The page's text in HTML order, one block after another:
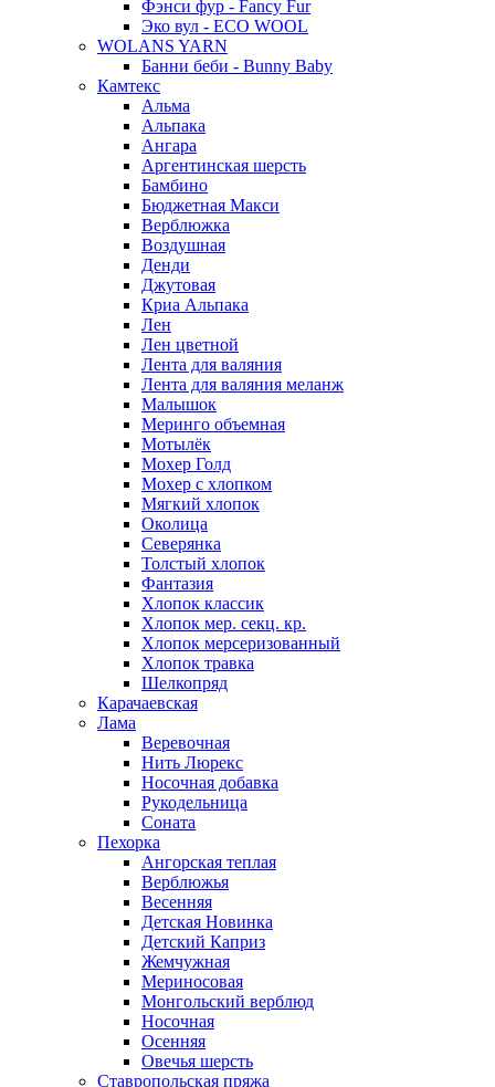
Фэнси фур - Fancy Fur
Эко вул - ECO WOOL
WOLANS YARN
Банни беби - Bunny Baby
Камтекс
Альма
Альпака
Ангара
Аргентинская шерсть
Бамбино
Бюджетная Макси
Верблюжка
Воздушная
Денди
Джутовая
Криа Альпака
Лен
Лен цветной
Лента для валяния
Лента для валяния меланж
Малышок
Меринго объемная
Мотылёк
Мохер Голд
Мохер с хлопком
Мягкий хлопок
Околица
Северянка
Толстый хлопок
Фантазия
Хлопок классик
Хлопок мер. секц. кр.
Хлопок мерсеризованный
Хлопок травка
Шелкопряд
Карачаевская
Лама
Веревочная
Нить Люрекс
Носочная добавка
Рукодельница
Соната
Пехорка
Ангорская теплая
Верблюжья
Весенняя
Детская Новинка
Детский Каприз
Жемчужная
Мериносовая
Монгольский верблюд
Носочная
Осенняя
Овечья шерсть
Ставропольская пряжа